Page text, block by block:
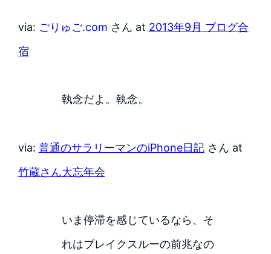
via: ごりゅご.com さん at 2013年9月 ブログ合
宿
執念だよ。執念。
via: 普通のサラリーマンのiPhone日記さん at
竹蔵さん大忘年会
いま停滞を感じているなら、そ
れはブレイクスルーの前兆なの